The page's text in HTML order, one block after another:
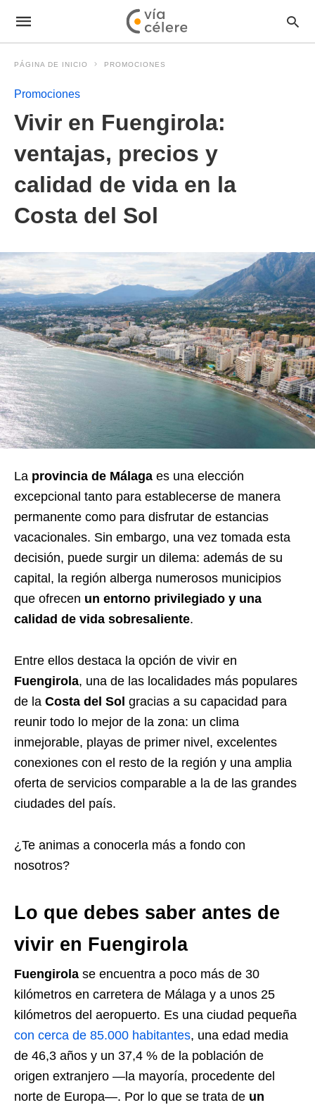
PÁGINA DE INICIO PROMOCIONES
Promociones
Vivir en Fuengirola:
ventajas, precios y
calidad de vida en la
Costa del Sol
La provincia de Málaga es una elección
excepcional tanto para establecerse de manera
permanente como para disfrutar de estancias
vacacionales. Sin embargo, una vez tomada esta
decisión, puede surgir un dilema: además de su
capital, la región alberga numerosos municipios
que ofrecen un entorno privilegiado y una
calidad de vida sobresaliente.
Entre ellos destaca la opción de vivir en
Fuengirola, una de las localidades más populares
de la Costa del Sol gracias a su capacidad para
reunir todo lo mejor de la zona: un clima
inmejorable, playas de primer nivel, excelentes
conexiones con el resto de la región y una amplia
oferta de servicios comparable a la de las grandes
ciudades del país.
¿Te animas a conocerla más a fondo con
nosotros?
Lo que debes saber antes de
vivir en Fuengirola
Fuengirola se encuentra a poco más de 30
kilómetros en carretera de Málaga y a unos 25
kilómetros del aeropuerto. Es una ciudad pequeña
con cerca de 85.000 habitantes, una edad media
de 46,3 años y un 37,4 % de la población de
origen extranjero —la mayoría, procedente del
norte de Europa—. Por lo que se trata de un